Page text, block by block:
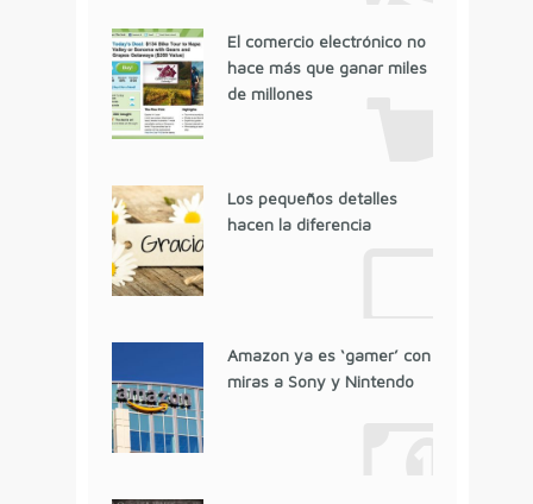
El comercio electrónico no
hace más que ganar miles
de millones
Los pequeños detalles
hacen la diferencia
Amazon ya es ‘gamer’ con
miras a Sony y Nintendo